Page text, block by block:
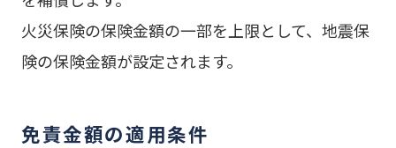
火災保険の保険金額の一部を上限として、地震保
険の保険金額が設定されます。
免責金額の適用条件